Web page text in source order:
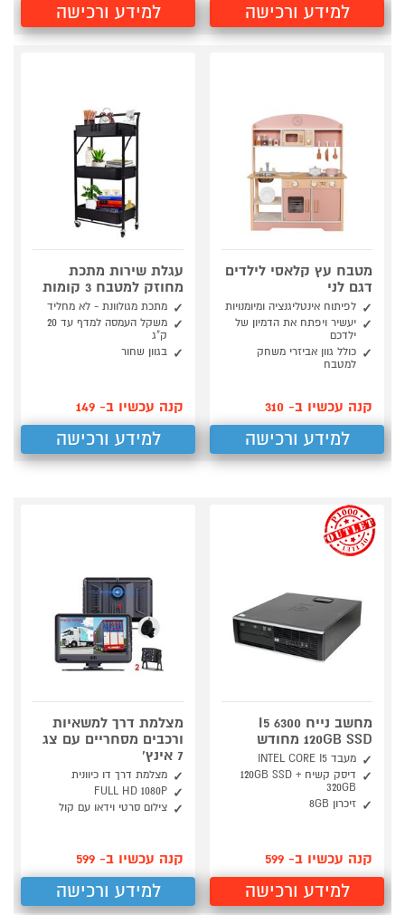
למידע ורכישה למידע ורכישה
מטבח עץ קלאסי לילדים
דגם לני
לפיתוח אינטליגנציה ומיומנויות
יעשיר ויפתח את הדמיון של
ילדכם
כולל גוון אביזרי משחק
למטבח
קנה עכשיו ב- 310
למידע ורכישה
עגלת שירות מתכת
מחוזק למטבח 3 קומות
מתכת מגולוונת - לא מחליד
משקל העמסה למדף עד 20
ק"ג
בגוון שחור
קנה עכשיו ב- 149
למידע ורכישה
outlet
מחשב נייח 6300 I5
120GB SSD מחודש
מעבד INTEL CORE I5
דיסק קשיח 120GB SSD +
320GB
זיכרון 8GB
קנה עכשיו ב- 599
למידע ורכישה
מצלמת דרך למשאיות
ורכבים מסחריים עם צג
7 אינץ'
מצלמת דרך דו כיוונית
FULL HD 1080P
צילום סרטי וידאו עם קול
קנה עכשיו ב- 599
למידע ורכישה